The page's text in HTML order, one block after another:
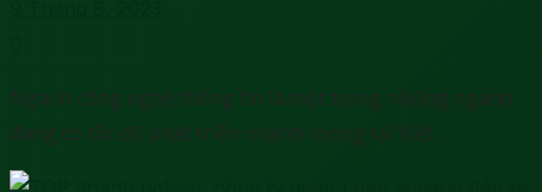
Ngành công nghệ thông tin là một trong những ngành
đang có tốc độ phát triển nhanh chóng tại Việt...